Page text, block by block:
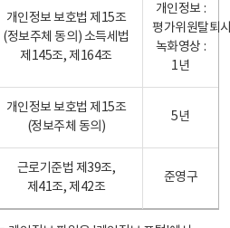
개인정보 보호법 제15조
(정보주체 동의) 소득세법
제145조, 제164조
개인정보 :
평가위원탈퇴
녹화영상 :
1년
개인정보 보호법 제15조
(정보주체 동의)
5년
근로기준법 제39조,
제41조, 제42조
준영구